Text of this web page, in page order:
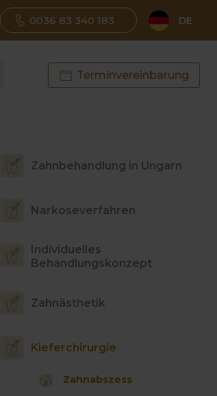
0036 83 340 183 DE
Terminvereinbarung
Zahnbehandlung in Ungarn
Narkoseverfahren
Individuelles
Behandlungskonzept
Zahnästhetik
Kieferchirurgie
Zahnabszess